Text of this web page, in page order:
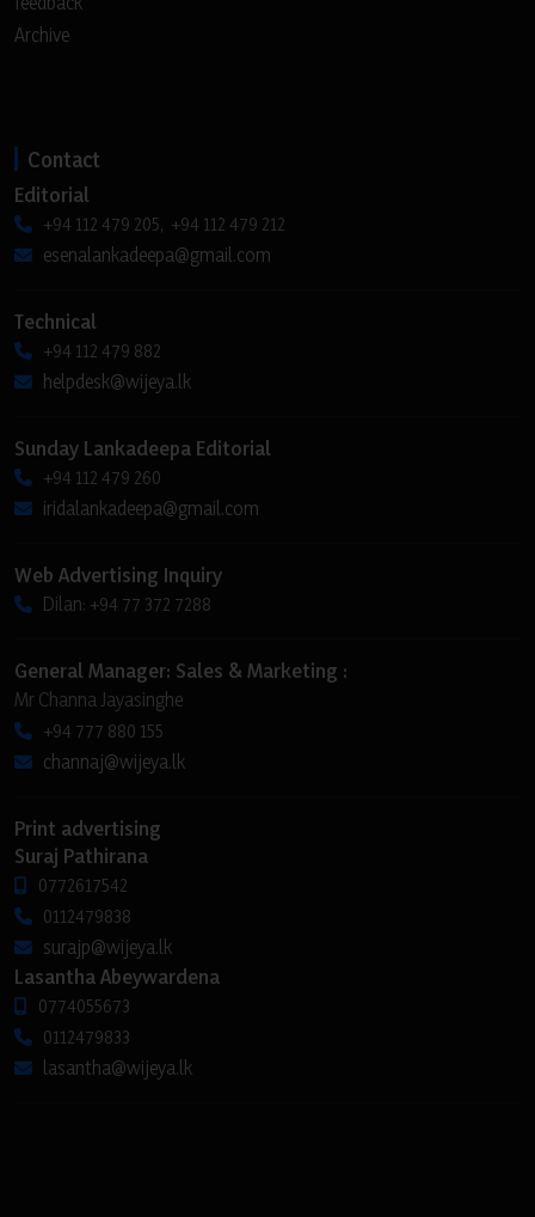
Archive
Contact
Editorial
+94 112 479 205, +94 112 479 212
esenalankadeepa@gmail.com
Technical
+94 112 479 882
helpdesk@wijeya.lk
Sunday Lankadeepa Editorial
+94 112 479 260
iridalankadeepa@gmail.com
Web Advertising Inquiry
Dilan: +94 77 372 7288
General Manager: Sales & Marketing :
Mr Channa Jayasinghe
+94 777 880 155
channaj@wijeya.lk
Print advertising
Suraj Pathirana
0772617542
0112479838
surajp@wijeya.lk
Lasantha Abeywardena
0774055673
0112479833
lasantha@wijeya.lk